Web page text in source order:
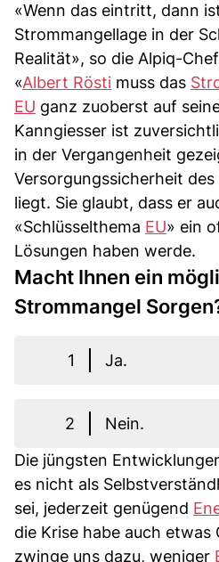
«Wenn das eintritt, dann
Strommangellage in der
Realität», so die Alpiq-
«Albert Rösti muss das
EU ganz zuoberst auf
Kanngiesser ist
in der Vergangenheit
Versorgungssicherheit
liegt. Sie glaubt, dass er
«Schlüsselthema EU» ein
Lösungen haben werde.
Macht Ihnen ein
Strommangel
1 Ja.
2
Nein.
Die jüngsten
es nicht als
sei, jederzeit genügend
die Krise habe auch etwas
zwinge uns dazu, weniger